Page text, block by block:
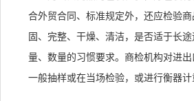
合外贸合同、标准规定外，还应检验
固、完整、干燥、清洁，是否适于长
量、数量的习惯要求。商检机构对进出
一般抽样或在当场检验，或进行衡器计